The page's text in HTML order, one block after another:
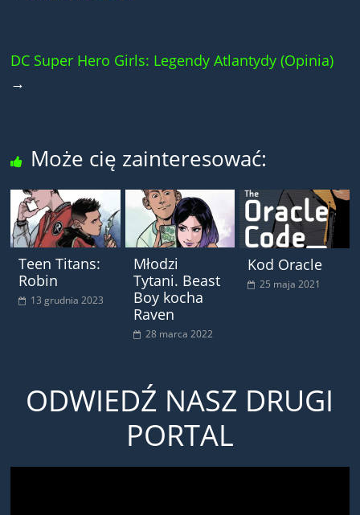
DC Super Hero Girls: Legendy Atlantydy (Opinia)
→
Może cię zainteresować:
Teen Titans:
Robin
13 grudnia 2023
Młodzi
Tytani. Beast
Boy kocha
Raven
28 marca 2022
Kod Oracle
25 maja 2021
ODWIEDŹ NASZ DRUGI
PORTAL